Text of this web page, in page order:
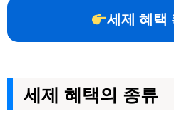
세제 혜택
세제 혜택의 종류